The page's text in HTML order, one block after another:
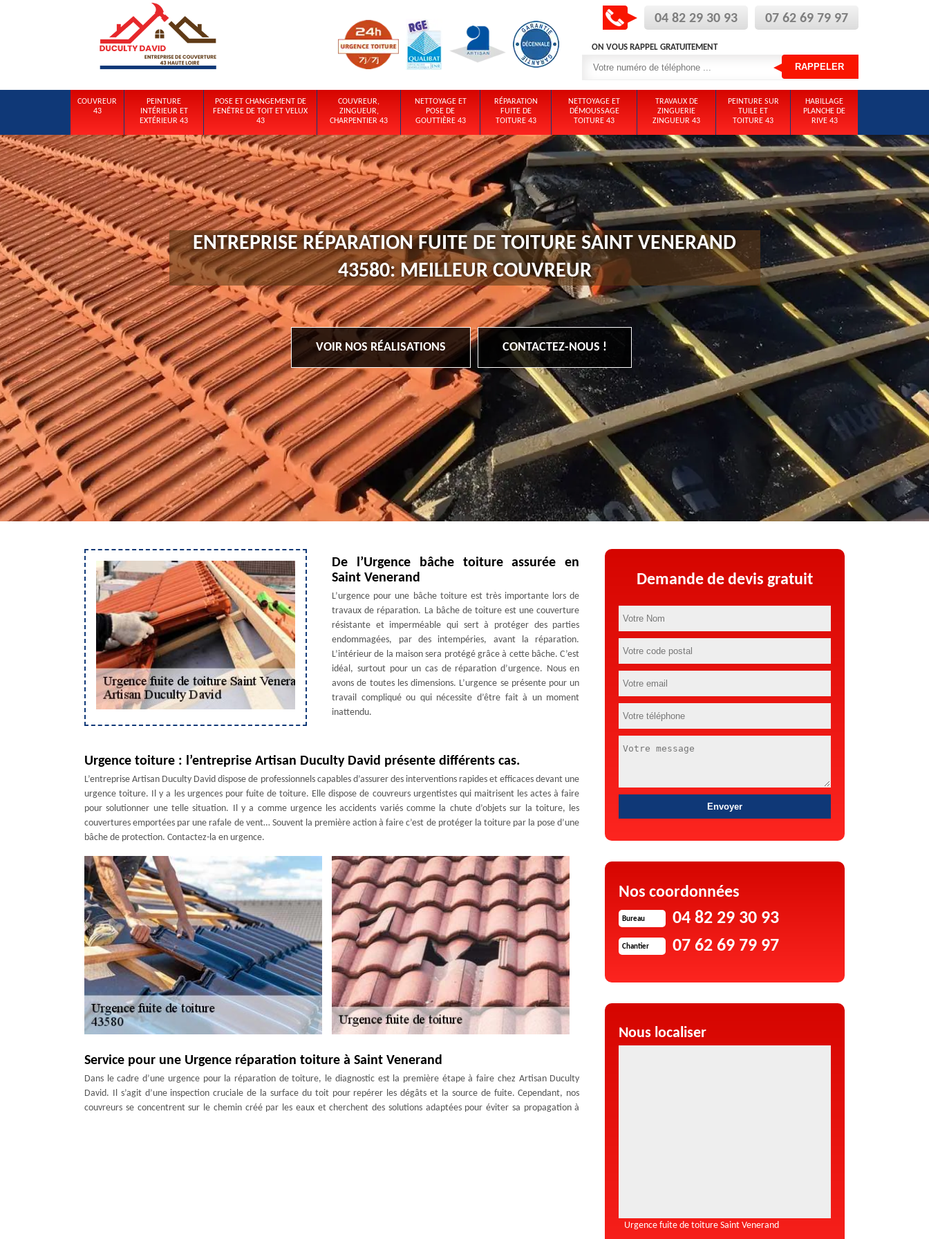
04 82 29 30 93 07 62 69 79 97
ON VOUS RAPPEL GRATUITEMENT
COUVREUR
43
PEINTURE
INTÉRIEUR ET
EXTÉRIEUR 43
POSE ET CHANGEMENT DE
FENÊTRE DE TOIT ET VELUX
43
COUVREUR,
ZINGUEUR,
CHARPENTIER 43
NETTOYAGE ET
POSE DE
GOUTTIÈRE 43
RÉPARATION
FUITE DE
TOITURE 43
NETTOYAGE ET
DÉMOUSSAGE
TOITURE 43
TRAVAUX DE
ZINGUERIE
ZINGUEUR 43
PEINTURE SUR
TUILE ET
TOITURE 43
HABILLAGE
PLANCHE DE
RIVE 43
ENTREPRISE RÉPARATION FUITE DE TOITURE SAINT VENERAND
43580: MEILLEUR COUVREUR
VOIR NOS RÉALISATIONS CONTACTEZ-NOUS !
De l’Urgence bâche toiture assurée en
Saint Venerand
L’urgence pour une bâche toiture est très importante lors de
travaux de réparation. La bâche de toiture est une couverture
résistante et imperméable qui sert à protéger des parties
endommagées, par des intempéries, avant la réparation.
L’intérieur de la maison sera protégé grâce à cette bâche. C’est
idéal, surtout pour un cas de réparation d’urgence. Nous en
avons de toutes les dimensions. L’urgence se présente pour un
travail compliqué ou qui nécessite d’être fait à un moment
inattendu.
Urgence toiture : l’entreprise Artisan Duculty David présente différents cas.
L’entreprise Artisan Duculty David dispose de professionnels capables d’assurer des interventions rapides et efficaces devant une
urgence toiture. Il y a les urgences pour fuite de toiture. Elle dispose de couvreurs urgentistes qui maitrisent les actes à faire
pour solutionner une telle situation. Il y a comme urgence les accidents variés comme la chute d’objets sur la toiture, les
couvertures emportées par une rafale de vent… Souvent la première action à faire c’est de protéger la toiture par la pose d’une
bâche de protection. Contactez-la en urgence.
Service pour une Urgence réparation toiture à Saint Venerand
Dans le cadre d’une urgence pour la réparation de toiture, le diagnostic est la première étape à faire chez Artisan Duculty
David. Il s’agit d’une inspection cruciale de la surface du toit pour repérer les dégâts et la source de fuite. Cependant, nos
couvreurs se concentrent sur le chemin créé par les eaux et cherchent des solutions adaptées pour éviter sa propagation à
Demande de devis gratuit
Nos coordonnées
Bureau 04 82 29 30 93
Chantier 07 62 69 79 97
Nous localiser
Urgence fuite de toiture Saint Venerand